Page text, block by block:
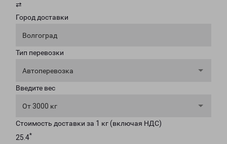
⇄
Город доставки
Волгоград
Тип перевозки
Автоперевозка
Введите вес
От 3000 кг
Стоимость доставки за 1 кг (включая НДС)
25.4*